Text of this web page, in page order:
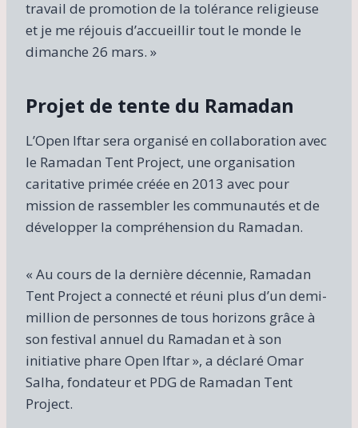
travail de promotion de la tolérance religieuse
et je me réjouis d’accueillir tout le monde le
dimanche 26 mars. »
Projet de tente du Ramadan
L’Open Iftar sera organisé en collaboration avec
le Ramadan Tent Project, une organisation
caritative primée créée en 2013 avec pour
mission de rassembler les communautés et de
développer la compréhension du Ramadan.
« Au cours de la dernière décennie, Ramadan
Tent Project a connecté et réuni plus d’un demi-
million de personnes de tous horizons grâce à
son festival annuel du Ramadan et à son
initiative phare Open Iftar », a déclaré Omar
Salha, fondateur et PDG de Ramadan Tent
Project.